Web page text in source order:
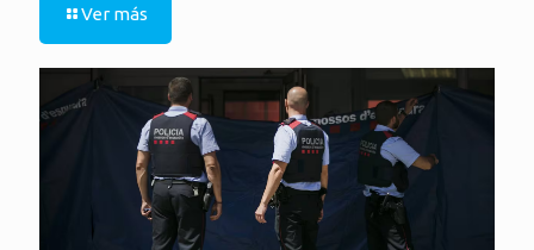
Ver más